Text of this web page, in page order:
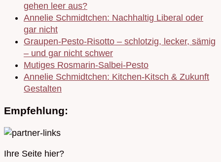
gehen leer aus?
Annelie Schmidtchen: Nachhaltig Liberal oder
gar nicht
Graupen-Pesto-Risotto – schlotzig, lecker, sämig
– und gar nicht schwer
Mutiges Rosmarin-Salbei-Pesto
Annelie Schmidtchen: Kitchen-Kitsch & Zukunft
Gestalten
Empfehlung:
Ihre Seite hier?